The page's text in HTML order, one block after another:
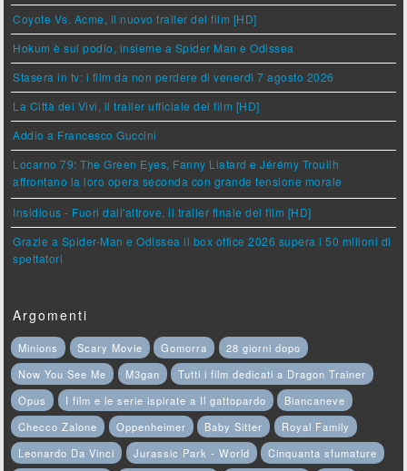
Coyote Vs. Acme, il nuovo trailer del film [HD]
Hokum è sul podio, insieme a Spider Man e Odissea
Stasera in tv: i film da non perdere di venerdì 7 agosto 2026
La Città dei Vivi, il trailer ufficiale del film [HD]
Addio a Francesco Guccini
Locarno 79: The Green Eyes, Fanny Liatard e Jérémy Trouilh
affrontano la loro opera seconda con grande tensione morale
Insidious - Fuori dall'altrove, il trailer finale del film [HD]
Grazie a Spider-Man e Odissea il box office 2026 supera i 50 milioni di
spettatori
Argomenti
Minions Scary Movie Gomorra
28 giorni dopo
Now You See Me
M3gan
Tutti i film dedicati a Dragon Trainer
Opus
I film e le serie ispirate a Il gattopardo
Biancaneve
Checco Zalone
Oppenheimer Baby Sitter
Royal Family
Leonardo Da Vinci
Jurassic Park - World
Cinquanta sfumature